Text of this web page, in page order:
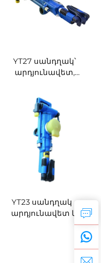
YT27 սանդղակ՝
արդյունավետ,
հավանական և
բազմակի, օգնում է
գործարանների,
տուների և
կառուցուական
գործերին
արդյունավետ
գործունեությունը
YT23 սանդղակ -
արդյունավետ և
գործարանային և
սանդղակի գործիք